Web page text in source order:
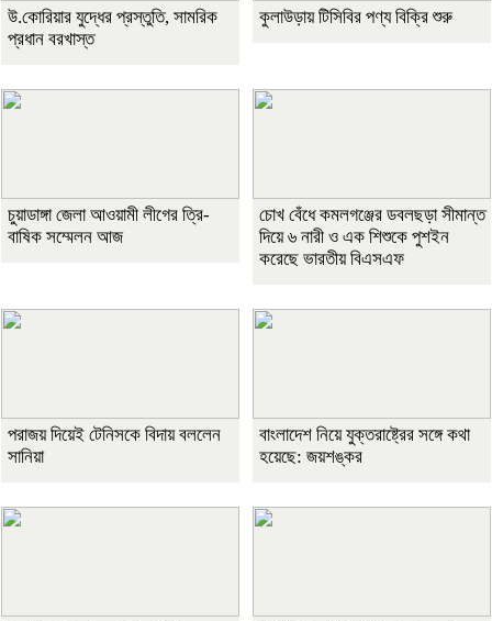
উ.কোরিয়ার যুদ্ধের প্রস্তুতি, সামরিক
প্রধান বরখাস্ত
কুলাউড়ায় টিসিবির পণ্য বিক্রি শুরু
চুয়াডাঙ্গা জেলা আওয়ামী লীগের ত্রি-
বাষিক সম্মেলন আজ
চোখ বেঁধে কমলগঞ্জের ডবলছড়া সীমান্ত
দিয়ে ৬ নারী ও এক শিশুকে পুশইন
করেছে ভারতীয় বিএসএফ
পরাজয় দিয়েই টেনিসকে বিদায় বললেন
সানিয়া
বাংলাদেশ নিয়ে যুক্তরাষ্ট্রের সঙ্গে কথা
হয়েছে: জয়শঙ্কর